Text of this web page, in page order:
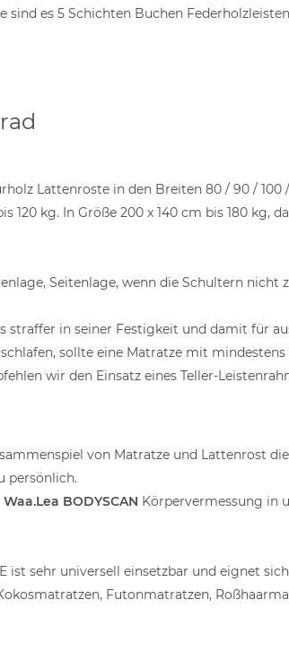
sind es 5 Schichten Buchen
Lattenroste in den Breiten 80 / 90 /
120 kg. In Größe 200 x 140 cm bis 180 kg,
Seitenlage, wenn die Schultern nicht
straffer in seiner Festigkeit und damit für
sollte eine Matratze mit
wir den Einsatz eines Teller-
von Matratze und Lattenrost
persönlich.
Waa.Lea BODYSCAN Körpervermessung in
ist sehr universell einsetzbar und eignet
Futonmatratzen,